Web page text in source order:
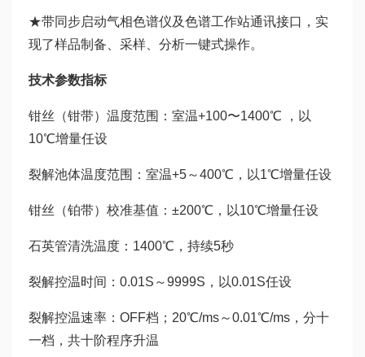
★带同步启动气相色谱仪及色谱工作站通讯接口，实
现了样品制备、采样、分析一键式操作。
技术参数指标
钳丝（钳带）温度范围：室温+100〜1400℃ ，以
10℃增量任设
裂解池体温度范围：室温+5～400℃，以1℃增量任设
钳丝（铂带）校准基值：±200℃，以10℃增量任设
石英管清洗温度：1400℃，持续5秒
裂解控温时间：0.01S～9999S，以0.01S任设
裂解控温速率：OFF档；20℃/ms～0.01℃/ms，分十
一档，共十阶程序升温